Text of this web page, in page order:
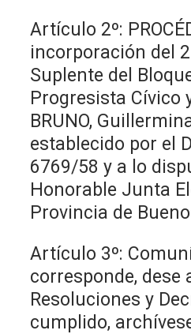
Artículo 2º:
incorporación del
Suplente del
Progresista Cívico
BRUNO,
establecido por el
6769/58 y a lo
Honorable Junta
Provincia de
Artículo 3º:
corresponde, dese
Resoluciones y
cumplido,